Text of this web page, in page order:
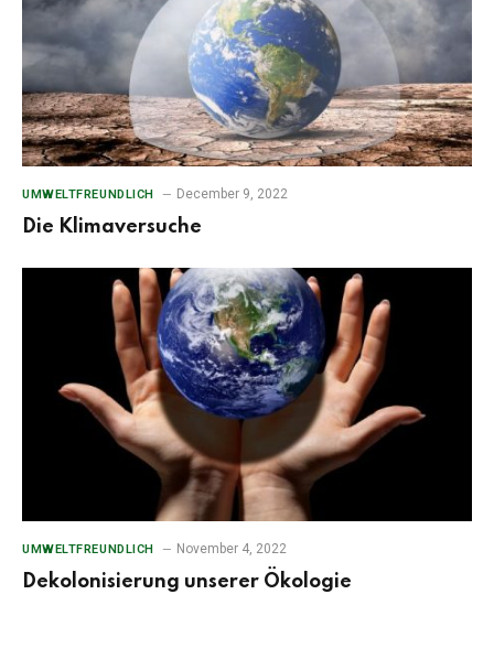
UMWELTFREUNDLICH December 9, 2022
Die Klimaversuche
UMWELTFREUNDLICH November 4, 2022
Dekolonisierung unserer Ökologie